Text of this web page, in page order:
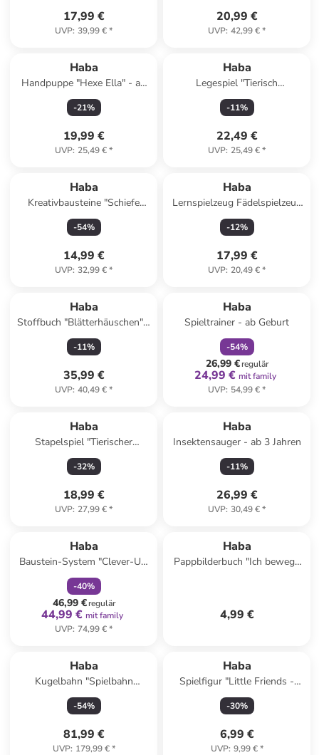
17,99 €
UVP: 39,99 €*
20,99 €
UVP: 42,99 €*
Haba
Handpuppe "Hexe Ella" - ab
18 Monaten
-21%
19,99 €
UVP: 25,49 €*
Haba
Legespiel "Tierisch
quadratisch" - ab 2 Jahren
-11%
22,49 €
UVP: 25,49 €*
Haba
Kreativbausteine "Schiefe
Türme" - ab 3 Jahren
-54%
14,99 €
UVP: 32,99 €*
Haba
Lernspielzeug Fädelspielzeug
Bambini Perlen in mehrfarbig
-12%
17,99 €
UVP: 20,49 €*
Haba
Stoffbuch "Blätterhäuschen" -
ab 10 Monaten
-11%
35,99 €
UVP: 40,49 €*
Haba
Spieltrainer - ab Geburt
-54%
26,99 €regulär
24,99 € mit family
UVP: 54,99 €*
Haba
Stapelspiel "Tierischer
Balanceakt" - ab 2 Jahren
-32%
18,99 €
UVP: 27,99 €*
Haba
Insektensauger - ab 3 Jahren
-11%
26,99 €
UVP: 30,49 €*
Haba
Baustein-System "Clever-Up!
2.0" - ab 12 Monaten
-40%
46,99 €regulär
44,99 € mit family
UVP: 74,99 €*
Haba
Pappbilderbuch "Ich bewege
4,99 €
Haba
Kugelbahn "Spielbahn
Bahnhof" - ab 2 Jahren
-54%
81,99 €
UVP: 179,99 €*
Haba
Spielfigur "Little Friends -
Tierarzthelferin Rebekka" - ab
3 Jahren
-30%
6,99 €
UVP: 9,99 €*